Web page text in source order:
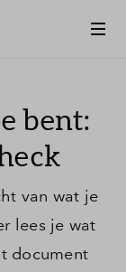
bent:
van wat je
lees je wat
document